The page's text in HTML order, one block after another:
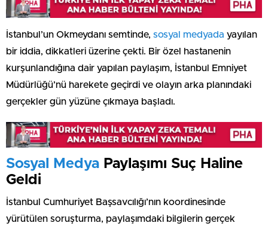
İstanbul’un Okmeydanı semtinde, sosyal medyada yayılan
bir iddia, dikkatleri üzerine çekti. Bir özel hastanenin
kurşunlandığına dair yapılan paylaşım, İstanbul Emniyet
Müdürlüğü’nü harekete geçirdi ve olayın arka planındaki
gerçekler gün yüzüne çıkmaya başladı.
Sosyal Medya Paylaşımı Suç Haline
Geldi
İstanbul Cumhuriyet Başsavcılığı’nın koordinesinde
yürütülen soruşturma, paylaşımdaki bilgilerin gerçek